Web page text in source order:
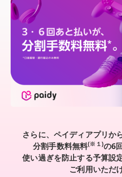
さらに、ペイディアプリか
分割手数料無料(※１)の6
使い過ぎを防止する予算設
ご利用いただ